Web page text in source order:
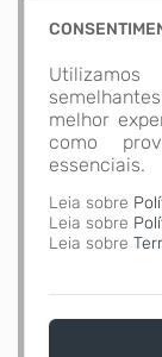
melhor
como
essenciais.
Leia sobre
Leia sobre
Leia sobre